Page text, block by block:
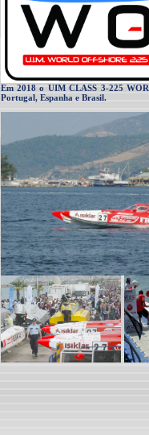
Em 2018 o UIM CLASS 3-225
Portugal, Espanha e Brasil.